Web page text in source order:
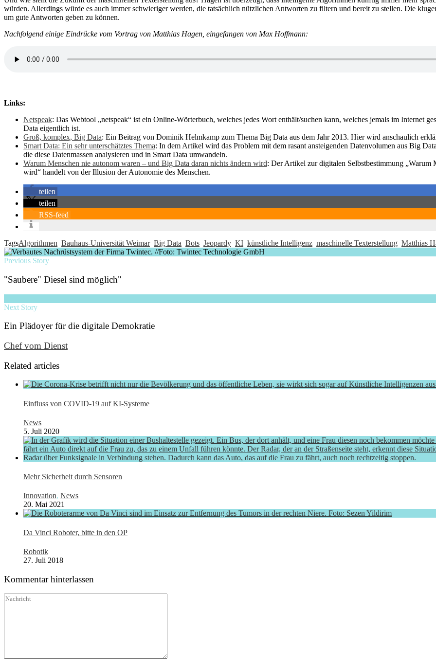
würden. Allerdings würde es auch immer schwieriger werden, die tatsächlich nützlichen Antworten zu filtern und bereit zu stellen. Die
um gute Antworten geben zu können.
Nachfolgend einige Eindrücke vom Vortrag von Matthias Hagen, eingefangen von Max Hoffmann:
Links:
Netspeak: Das Webtool „netspeak“ ist ein Online-Wörterbuch, welches jedes Wort enthält/suchen kann, welches jemals im Internet
Data eigentlich ist.
Groß, komplex, Big Data: Ein Beitrag von Dominik Helmkamp zum Thema Big Data aus dem Jahr 2013. Hier wird anschaulich
Smart Data: Ein sehr unterschätztes Thema: In dem Artikel wird das Problem mit dem rasant ansteigenden Datenvolumen aus Big
die diese Datenmassen analysieren und in Smart Data umwandeln.
Warum Menschen nie autonom waren – und Big Data daran nichts ändern wird: Der Artikel zur digitalen Selbstbestimmung „Warum
wird“ handelt von der Illusion der Autonomie des Menschen.
teilen
teilen
RSS-feed
TagsAlgorithmen Bauhaus-Universität Weimar Big Data Bots Jeopardy KI künstliche Intelligenz maschinelle Texterstellung Matthias
Previous Story
"Saubere" Diesel sind möglich"
Next Story
Ein Plädoyer für die digitale Demokratie
Chef vom Dienst
Related articles
Einfluss von COVID-19 auf KI-Systeme
News
5. Juli 2020
Mehr Sicherheit durch Sensoren
Innovation, News
20. Mai 2021
Da Vinci Roboter, bitte in den OP
Robotik
27. Juli 2018
Kommentar hinterlassen